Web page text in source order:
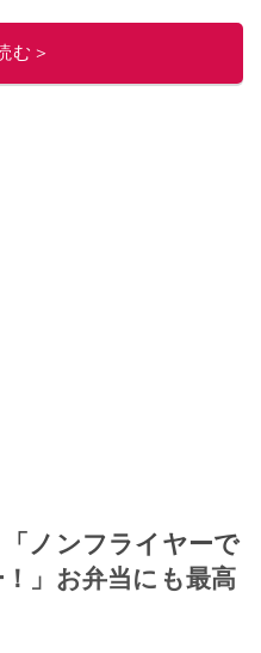
チオシストの他の記事を読む
む＞
「ノンフライヤーで
」お弁当にも最高